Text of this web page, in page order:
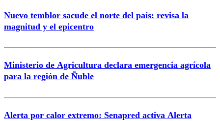
Nuevo temblor sacude el norte del país: revisa la
magnitud y el epicentro
Ministerio de Agricultura declara emergencia agrícola
para la región de Ñuble
Alerta por calor extremo: Senapred activa Alerta